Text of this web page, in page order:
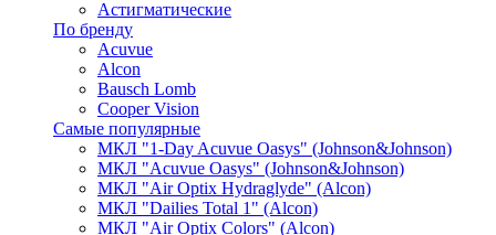
Астигматические
По бренду
Acuvue
Alcon
Bausch Lomb
Cooper Vision
Самые популярные
МКЛ "1-Day Acuvue Oasys" (Johnson&Johnson)
МКЛ "Acuvue Oasys" (Johnson&Johnson)
МКЛ "Air Optix Hydraglyde" (Alcon)
МКЛ "Dailies Total 1" (Alcon)
МКЛ "Air Optix Colors" (Alcon)